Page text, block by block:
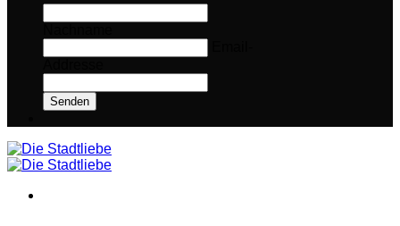
Senden